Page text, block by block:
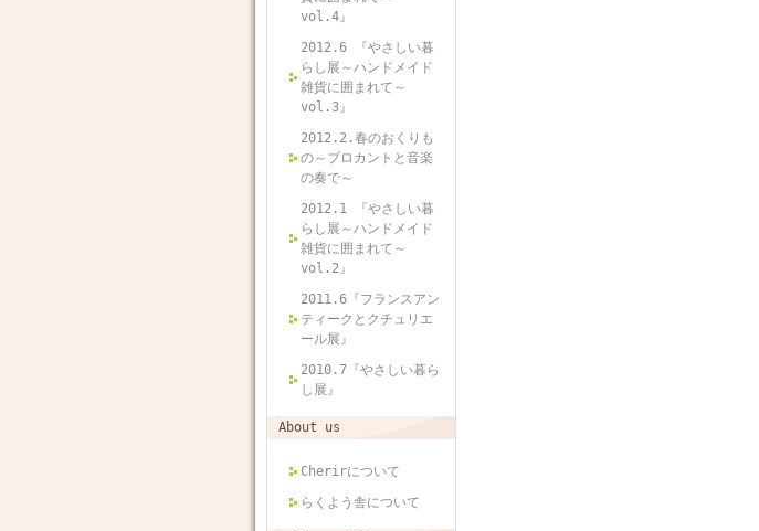
vol.4』
2012.6 『やさしい暮
らし展～ハンドメイド
雑貨に囲まれて～
vol.3』
2012.2.春のおくりも
の～ブロカントと音楽
の奏で～
2012.1 『やさしい暮
らし展～ハンドメイド
雑貨に囲まれて～
vol.2』
2011.6『フランスアン
ティークとクチュリエ
ール展』
2010.7『やさしい暮ら
し展』
About us
Cherirについて
らくよう舎について